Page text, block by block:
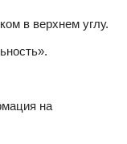
в верхнем углу.
на